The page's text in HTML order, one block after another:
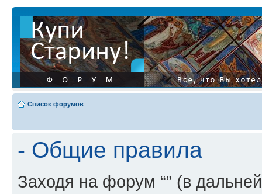
Список форумов
- Общие правила
Заходя на форум “” (в